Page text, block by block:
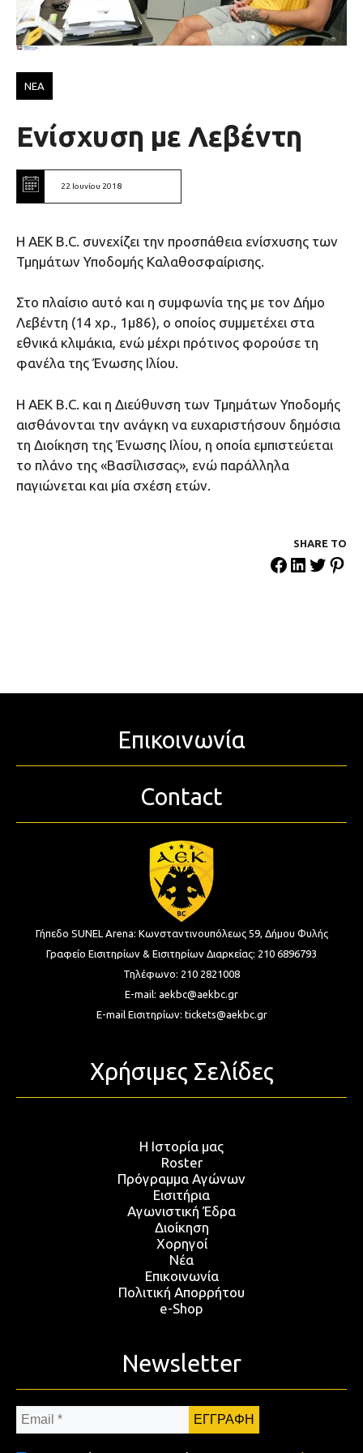
ΝΕΑ
Ενίσχυση με Λεβέντη
22 Ιουνίου 2018
Η ΑΕΚ Β.C. συνεχίζει την προσπάθεια ενίσχυσης των
Τμημάτων Υποδομής Καλαθοσφαίρισης.
Στο πλαίσιο αυτό και η συμφωνία της με τον Δήμο
Λεβέντη (14 χρ., 1μ86), ο οποίος συμμετέχει στα
εθνικά κλιμάκια, ενώ μέχρι πρότινος φορούσε τη
φανέλα της Ένωσης Ιλίου.
Η ΑΕΚ Β.C. και η Διεύθυνση των Τμημάτων Υποδομής
αισθάνονται την ανάγκη να ευχαριστήσουν δημόσια
τη Διοίκηση της Ένωσης Ιλίου, η οποία εμπιστεύεται
το πλάνο της «Βασίλισσας», ενώ παράλληλα
παγιώνεται και μία σχέση ετών.
SHARE ΤΟ
Επικοινωνία
Contact
Γήπεδο SUNEL Arena: Κωνσταντινουπόλεως 59, Δήμου Φυλής
Γραφείο Εισιτηρίων & Εισιτηρίων Διαρκείας: 210 6896793
Τηλέφωνο: 210 2821008
E-mail: aekbc@aekbc.gr
E-mail Εισιτηρίων: tickets@aekbc.gr
Χρήσιμες Σελίδες
Η Ιστορία μας
Roster
Πρόγραμμα Αγώνων
Εισιτήρια
Αγωνιστική Έδρα
Διοίκηση
Χορηγοί
Νέα
Επικοινωνία
Πολιτική Απορρήτου
e-Shop
Newsletter
Email
*